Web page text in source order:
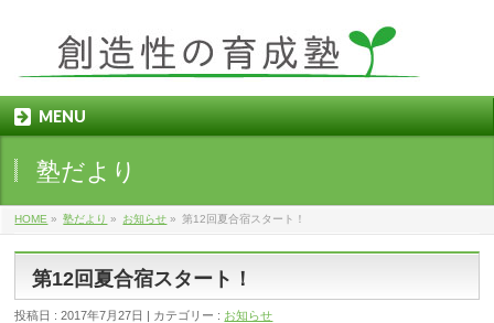
MENU
塾だより
HOME » 塾だより » お知らせ » 第12回夏合宿スタート！
第12回夏合宿スタート！
投稿日 : 2017年7月27日 カテゴリー : お知らせ